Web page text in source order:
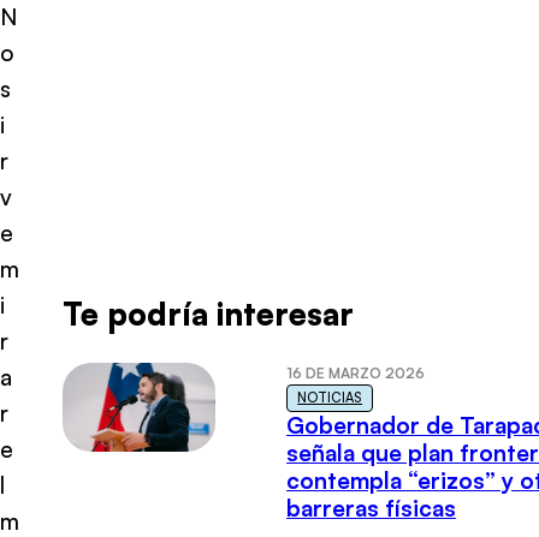
N
o
s
i
r
v
e
m
i
r
a
r
e
l
m
Te podría interesar
16 DE MARZO 2026
NOTICIAS
Gobernador de
señala que plan
contempla “erizos” y
barreras físicas